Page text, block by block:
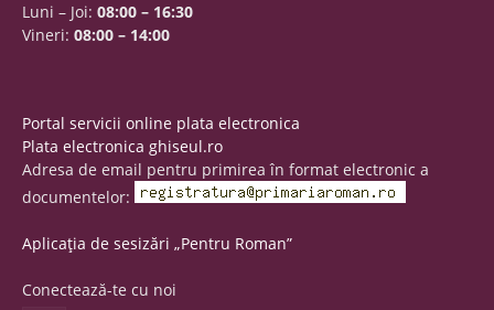
Luni – Joi: 08:00 – 16:30
Vineri: 08:00 – 14:00
Portal servicii online plata electronica
Plata electronica ghiseul.ro
Adresa de email pentru primirea în format electronic a
documentelor:
Aplicația de sesizări „Pentru Roman”
Conectează-te cu noi